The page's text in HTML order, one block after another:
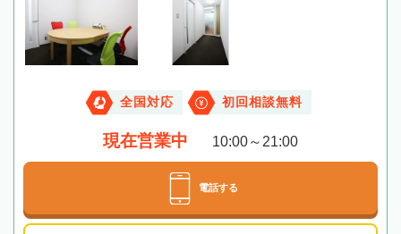
全国対応 初回相談無料
現在営業中 10:00～21:00
電話する